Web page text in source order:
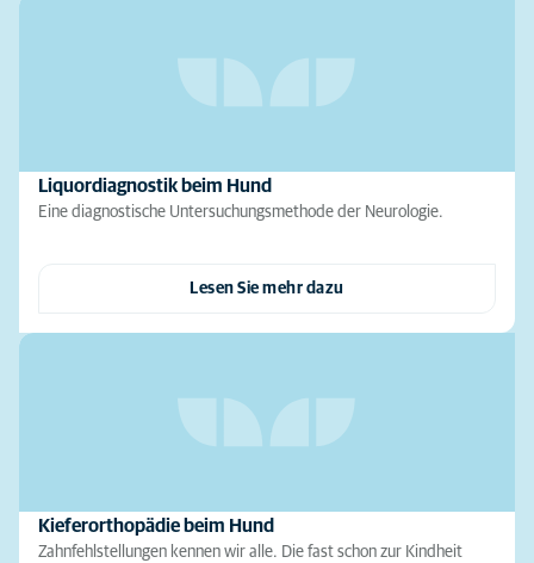
Liquordiagnostik beim Hund
Eine diagnostische Untersuchungsmethode der Neurologie.
Lesen Sie mehr dazu
Kieferorthopädie beim Hund
Zahnfehlstellungen kennen wir alle. Die fast schon zur Kindheit